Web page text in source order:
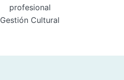
profesional
Gestión Cultural